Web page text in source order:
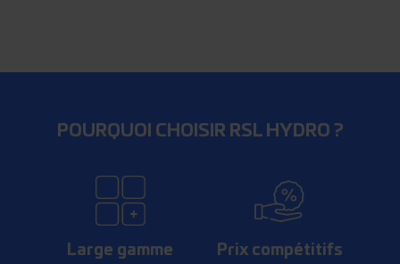
POURQUOI CHOISIR RSL HYDRO ?
Large gamme Prix compétitifs